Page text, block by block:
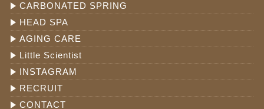
CARBONATED SPRING
HEAD SPA
AGING CARE
Little Scientist
INSTAGRAM
RECRUIT
CONTACT